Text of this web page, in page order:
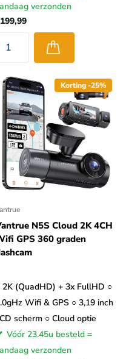
verzonden
Korting -25%
N5S Cloud 2K 4CH
GPS 360 graden
2K (QuadHD) + 3x FullHD ○
Wifi & GPS ○ 3,19 inch
scherm ○ Cloud optie
Vóór 23.45u besteld =
verzonden